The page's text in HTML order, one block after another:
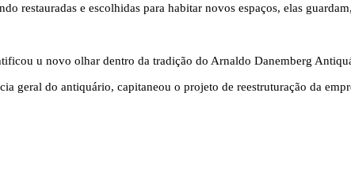
restauradas e escolhidas para habitar novos espaços, elas
u novo olhar dentro da tradição do Arnaldo Danemberg
geral do antiquário, capitaneou o projeto de reestruturação da